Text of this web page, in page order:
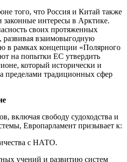
того, что Россия и Китай также
интересы в Арктике.
своих протяженных
взаимовыгодную
в рамках концепции «Полярного
на попытки ЕС утвердить
который исторически и
пределами традиционных сфер
включая свободу судоходства и
Европарламент призывает к:
с НАТО.
учений и развитию систем